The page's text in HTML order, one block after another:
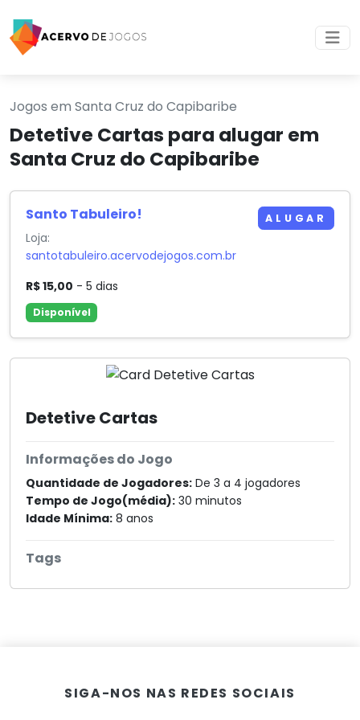
Jogos em Santa Cruz do Capibaribe
Detetive Cartas para alugar em
Santa Cruz do Capibaribe
Detetive Cartas
Informações do Jogo
Quantidade de Jogadores: De 3 a 4 jogadores
Tempo de Jogo(média): 30 minutos
Idade Mínima: 8 anos
Tags
Santo Tabuleiro!
Loja:
santotabuleiro.acervodejogos.com.br
R$ 15,00 - 5 dias
Disponível
ALUGAR
SIGA-NOS NAS REDES SOCIAIS